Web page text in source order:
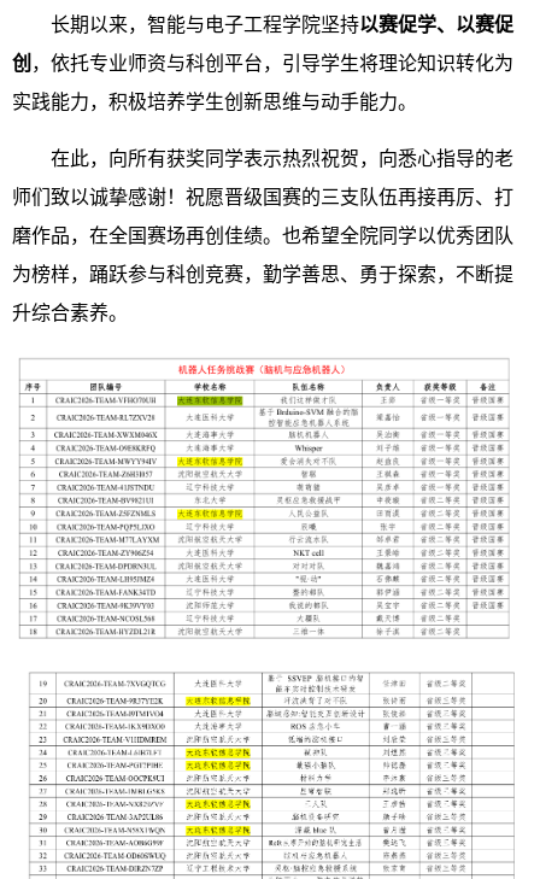
长期以来，智能与电子工程学院坚持以赛促学、以赛促
创 ，依托专业师资与科创平台，引导学生将理论知识转化为
实践能力，积极培养学生创新思维与动手能力。
在此，向所有获奖同学表示热烈祝贺，向悉心指导的老
师们致以诚挚感谢！祝愿晋级国赛的三支队伍再接再厉、打
磨作品，在全国赛场再创佳绩。也希望全院同学以优秀团队
为榜样，踊跃参与科创竞赛，勤学善思、勇于探索，不断提
升综合素养。